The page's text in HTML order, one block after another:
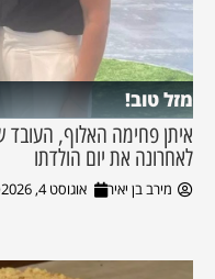
מזל טוב!
איתן פחימה האלוף, העובד
לאחרונה את יום הולדתו
מירב בן יאיר אוגוסט 4, 2026